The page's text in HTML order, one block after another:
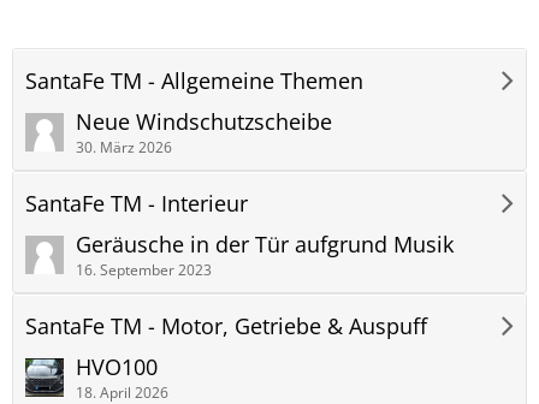
SantaFe TM - Allgemeine Themen
Neue Windschutzscheibe
30. März 2026
SantaFe TM - Interieur
Geräusche in der Tür aufgrund Musik
16. September 2023
SantaFe TM - Motor, Getriebe & Auspuff
HVO100
18. April 2026